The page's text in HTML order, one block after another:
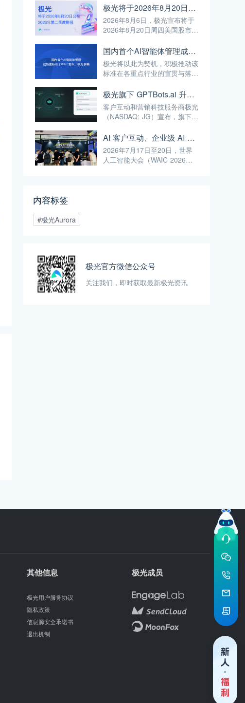
极光将于2026年8月20日公布2026年第二季度财报
2026年8月6日，极光宣布将于
2026年8月20日周四美国股市开
二季度未经审计的财报。
国内首个AI智能体管理成熟度标准于WAIC发布，极光参编
极光将以此为契机，积极推动该
标准在各重点行业的宣贯与落地
与大数据前沿技术，不断将高标
准融入自身的产品与服务中，赋
能更多企业实现智能化转型，为
我国人工智能产业规模化、高端
极光旗下 GPTBots.ai 升级客服解决方案：Audio Agent 打通企业通信线路，LINE 客服插件 2.0 同步上线
客户互动和营销科技服务商极光
（NASDAQ: JG）宣布，旗下企
GPTBots.ai 推出两项客服能力
升级：Audio Agent 正式支持通
过 SIP 协议与 Twilio 对接企业
通信系统；LINE 客服插件 2.0
AI 客户互动、企业级 AI Agent、AI 内容生成集中亮相！极光旗下EngageLab WAIC 2026 现场回顾
2026年7月17日至20日，世界
人工智能大会（WAIC 2026）
内容标签
#极光Aurora
极光官方微信公众号
关注我们，即时获取最新极光资讯
其他信息
极光用户服务协议
隐私政策
信息源安全承诺书
退出机制
极光成员